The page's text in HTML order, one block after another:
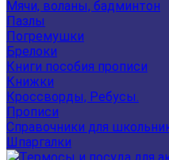
Мячи, воланы, бадминтон
Пазлы
Погремушки
Брелоки
Книги пособия прописи
Книжки
Кроссворды, Ребусы.
Прописи
Справочники для
Шпаргалки